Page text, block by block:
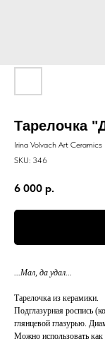
Тарелочка
Irina Volvach Art Ceramics
SKU: 346
6 000 р.
...Мал, да удал...
Тарелочка из керамики.
Подглазурная роспись
глянцевой глазурью.
Можно использовать